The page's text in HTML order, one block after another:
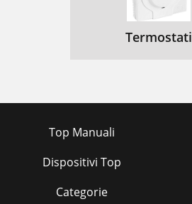
Termostati
Top Manuali
Dispositivi Top
Categorie